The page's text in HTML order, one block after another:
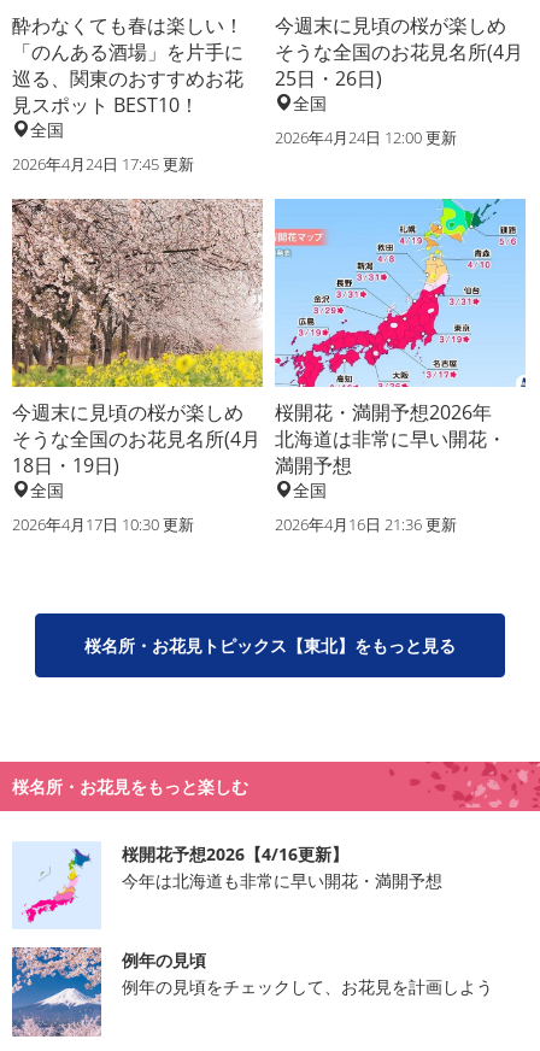
酔わなくても春は楽しい！
「のんある酒場」を片手に
巡る、関東のおすすめお花
見スポット BEST10！
全国
2026年4月24日 17:45 更新
今週末に見頃の桜が楽しめ
そうな全国のお花見名所(4月
25日・26日)
全国
2026年4月24日 12:00 更新
今週末に見頃の桜が楽しめ
そうな全国のお花見名所(4月
18日・19日)
全国
2026年4月17日 10:30 更新
桜開花・満開予想2026年
北海道は非常に早い開花・
満開予想
全国
2026年4月16日 21:36 更新
桜名所・お花見トピックス【東北】をもっと見る
桜名所・お花見をもっと楽しむ
桜開花予想2026【4/16更新】
今年は北海道も非常に早い開花・満開予想
例年の見頃
例年の見頃をチェックして、お花見を計画しよう